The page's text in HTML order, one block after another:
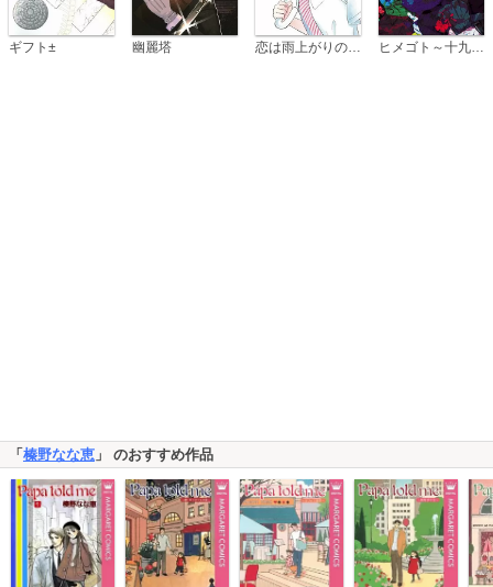
ギフト± 幽麗塔 恋は雨上がりのように ヒメゴト～十九歳の制服～
「 榛野なな恵 」 のおすすめ作品